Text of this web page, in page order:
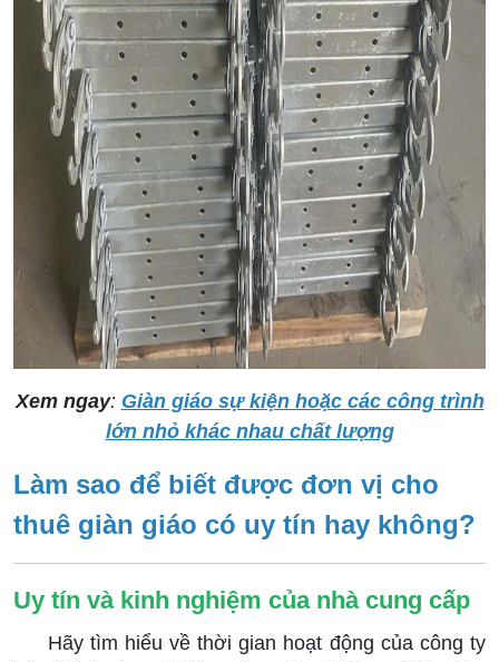
Xem ngay: Giàn giáo sự kiện hoặc các công trình
lớn nhỏ khác nhau chất lượng
Làm sao để biết được đơn vị cho
thuê giàn giáo có uy tín hay không?
Uy tín và kinh nghiệm của nhà cung cấp
Hãy tìm hiểu về thời gian hoạt động của công ty